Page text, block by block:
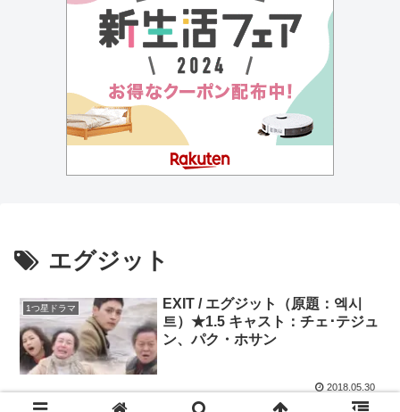
エグジット
1つ星ドラマ
EXIT / エグジット（原題：엑시
트）★1.5 キャスト：チェ･テジュ
ン、パク・ホサン
2018.05.30